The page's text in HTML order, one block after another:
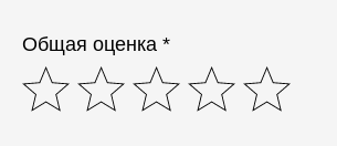
Общая оценка *